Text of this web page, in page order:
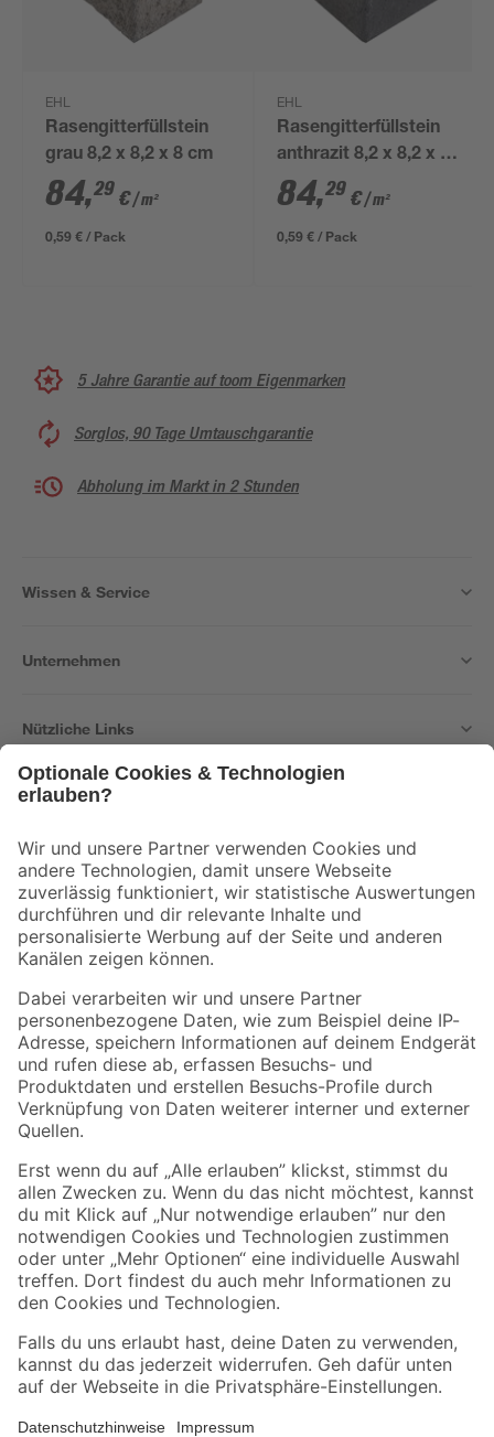
EHL
Rasengitterfüllstein
grau 8,2 x 8,2 x 8 cm
84,29 €/ m²
0,59 € / Pack
EHL
Rasengitterfüllstein
anthrazit 8,2 x 8,2 x 8
cm
84,29 €/ m²
0,59 € / Pack
5 Jahre Garantie auf toom Eigenmarken
Sorglos, 90 Tage Umtauschgarantie
Abholung im Markt in 2 Stunden
Wissen & Service
Unternehmen
Nützliche Links
Der toom Newsletter: Keine Angebote und Aktionen mehr verpassen!
Zur Newsletter Anmeldung
Folge uns
Zahlungsarten Versandarten
Sicher einkaufen
Jetzt die toom-App herunterladen
Alle Preisangaben in EUR inkl. gesetzl. MwSt.. Die dargestellten Angebote sind unter
Umständen nicht in allen Märkten verfügbar. Die angegebenen Verfügbarkeiten beziehen
Produkte nur solange der Vorrat reicht.